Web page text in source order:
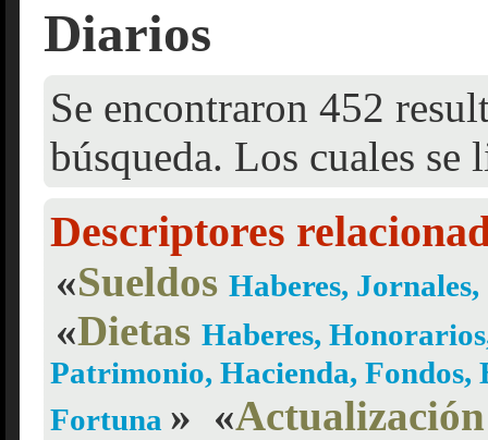
Diarios
Se encontraron 452
búsqueda. Los cuales se
Descriptores
«Sueldos Haberes,
«Dietas Haberes,
Patrimonio, Hacienda, Fondos,
Fortuna » «